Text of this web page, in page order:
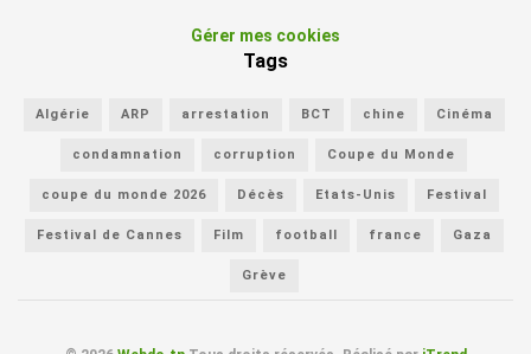
Gérer mes cookies
Tags
Algérie ARP arrestation BCT chine Cinéma
condamnation corruption Coupe du Monde
coupe du monde 2026 Décès Etats-Unis Festival
Festival de Cannes Film football france Gaza
Grève